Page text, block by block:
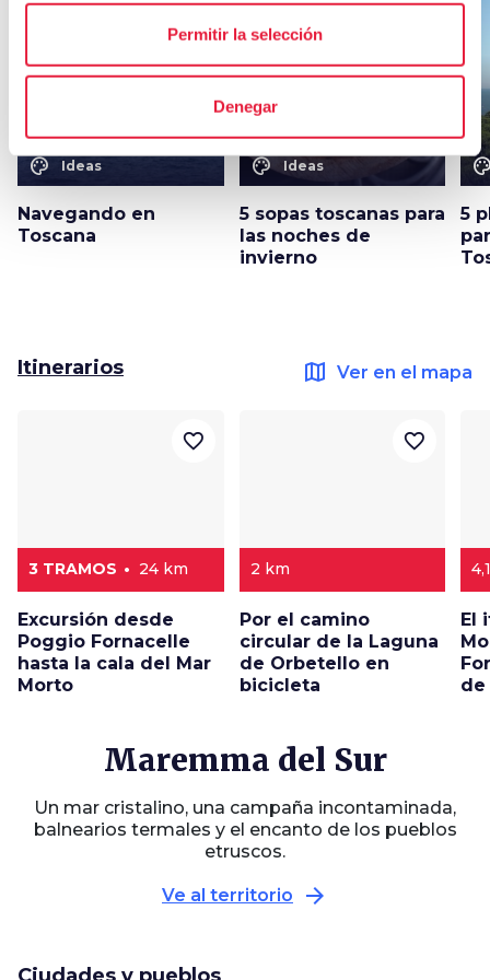
Permitir la selección
Denegar
color_lens Ideas
Navegando en
Toscana
favorite_border
color_lens Ideas
5 sopas toscanas para
las noches de
invierno
favorite_border
5
Itinerarios map Ver en el mapa
3 TRAMOS 24 km
Excursión desde
Poggio Fornacelle
hasta la cala del Mar
Morto
favorite_border
2 km
Por el camino
circular de la Laguna
de Orbetello en
bicicleta
favorite_border
El
de
Maremma del Sur
Un mar cristalino, una campaña incontaminada,
balnearios termales y el encanto de los pueblos
etruscos.
Ve al territorio arrow_forward